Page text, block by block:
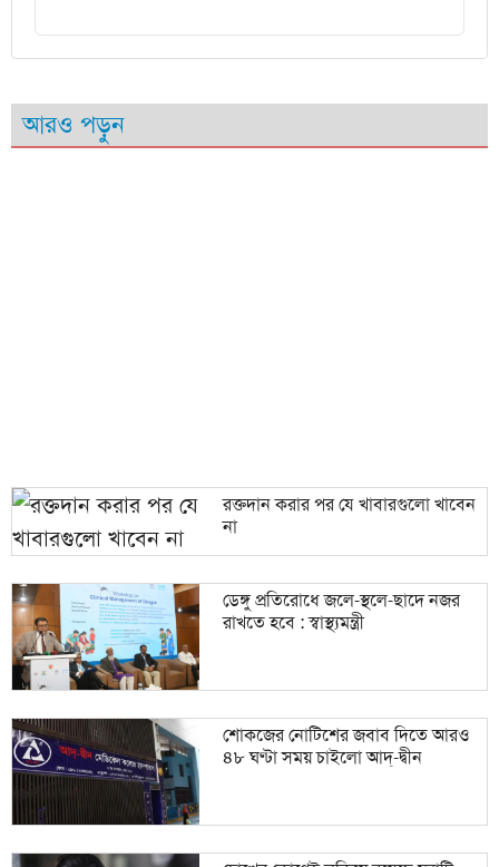
আরও পড়ুন
রক্তদান করার পর যে খাবারগুলো খাবেন
না
ডেঙ্গু প্রতিরোধে জলে-স্থলে-ছাদে নজর
রাখতে হবে : স্বাস্থ্যমন্ত্রী
শোকজের নোটিশের জবাব দিতে আরও
৪৮ ঘণ্টা সময় চাইলো আদ্-দ্বীন